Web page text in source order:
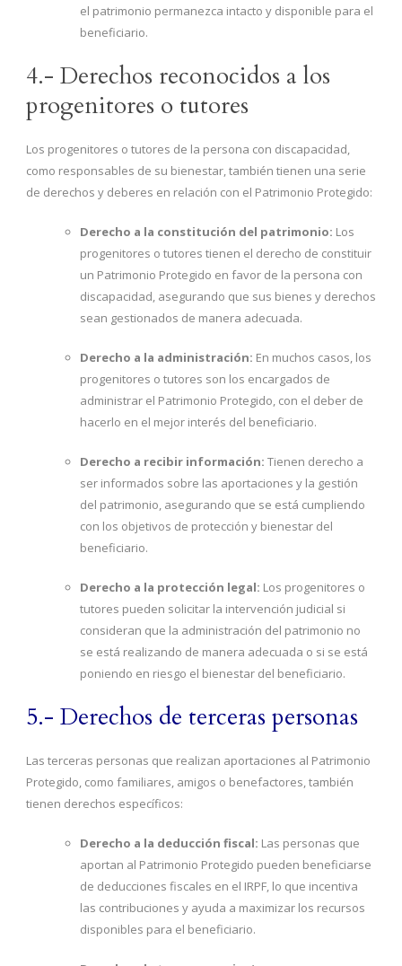
el patrimonio permanezca intacto y disponible para el
beneficiario.
4.- Derechos reconocidos a los
progenitores o tutores
Los progenitores o tutores de la persona con discapacidad,
como responsables de su bienestar, también tienen una serie
de derechos y deberes en relación con el Patrimonio Protegido:
Derecho a la constitución del patrimonio: Los
progenitores o tutores tienen el derecho de constituir
un Patrimonio Protegido en favor de la persona con
discapacidad, asegurando que sus bienes y derechos
sean gestionados de manera adecuada.
Derecho a la administración: En muchos casos, los
progenitores o tutores son los encargados de
administrar el Patrimonio Protegido, con el deber de
hacerlo en el mejor interés del beneficiario.
Derecho a recibir información: Tienen derecho a
ser informados sobre las aportaciones y la gestión
del patrimonio, asegurando que se está cumpliendo
con los objetivos de protección y bienestar del
beneficiario.
Derecho a la protección legal: Los progenitores o
tutores pueden solicitar la intervención judicial si
consideran que la administración del patrimonio no
se está realizando de manera adecuada o si se está
poniendo en riesgo el bienestar del beneficiario.
5.- Derechos de terceras personas
Las terceras personas que realizan aportaciones al Patrimonio
Protegido, como familiares, amigos o benefactores, también
tienen derechos específicos:
Derecho a la deducción fiscal: Las personas que
aportan al Patrimonio Protegido pueden beneficiarse
de deducciones fiscales en el IRPF, lo que incentiva
las contribuciones y ayuda a maximizar los recursos
disponibles para el beneficiario.